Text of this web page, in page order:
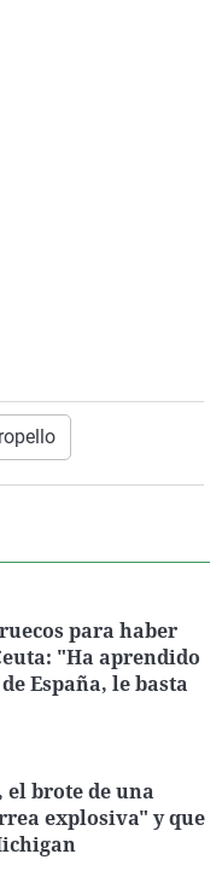
para haber
"Ha aprendido
España, le basta
el brote de una
explosiva" y que